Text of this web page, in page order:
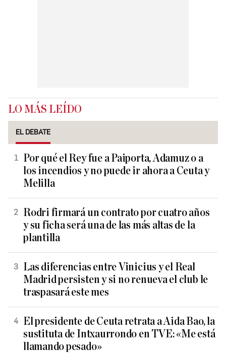
LO MÁS LEÍDO
EL DEBATE
Por qué el Rey fue a Paiporta, Adamuz o a
los incendios y no puede ir ahora a Ceuta y
Melilla
Rodri firmará un contrato por cuatro años
y su ficha será una de las más altas de la
plantilla
Las diferencias entre Vinicius y el Real
Madrid persisten y si no renueva el club le
traspasará este mes
El presidente de Ceuta retrata a Aida Bao, la
sustituta de Intxaurrondo en TVE: «Me está
llamando pesado»